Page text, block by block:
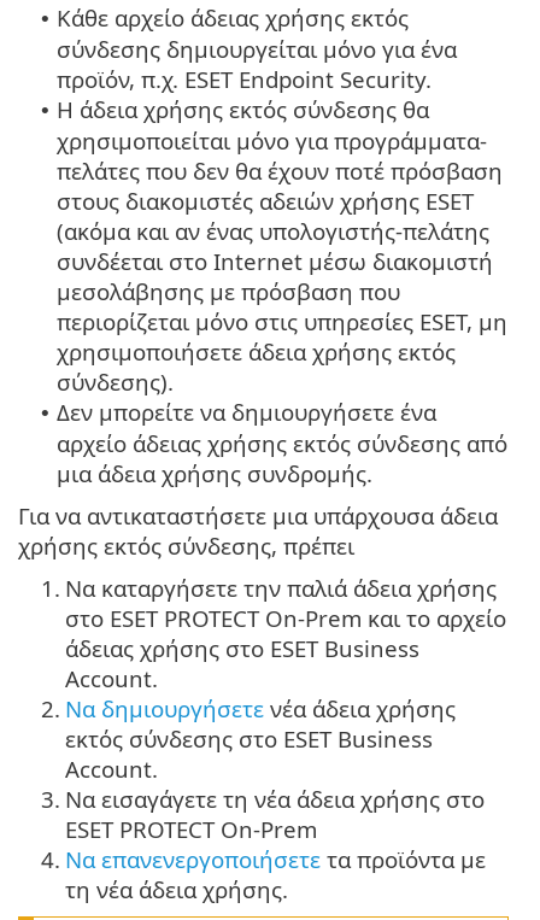
• Κάθε αρχείο άδειας χρήσης εκτός
σύνδεσης δημιουργείται μόνο για ένα
προϊόν, π.χ. ESET Endpoint Security.
• Η άδεια χρήσης εκτός σύνδεσης θα
χρησιμοποιείται μόνο για προγράμματα-
πελάτες που δεν θα έχουν ποτέ πρόσβαση
στους διακομιστές αδειών χρήσης ESET
(ακόμα και αν ένας υπολογιστής-πελάτης
συνδέεται στο Internet μέσω διακομιστή
μεσολάβησης με πρόσβαση που
περιορίζεται μόνο στις υπηρεσίες ESET, μη
χρησιμοποιήσετε άδεια χρήσης εκτός
σύνδεσης).
• Δεν μπορείτε να δημιουργήσετε ένα
αρχείο άδειας χρήσης εκτός σύνδεσης από
μια άδεια χρήσης συνδρομής.
Για να αντικαταστήσετε μια υπάρχουσα άδεια
χρήσης εκτός σύνδεσης, πρέπει
1. Να καταργήσετε την παλιά άδεια χρήσης
στο ESET PROTECT On-Prem και το αρχείο
άδειας χρήσης στο ESET Business
Account.
2. Να δημιουργήσετε νέα άδεια χρήσης
εκτός σύνδεσης στο ESET Business
Account.
3. Να εισαγάγετε τη νέα άδεια χρήσης στο
ESET PROTECT On-Prem
4. Να επανενεργοποιήσετε τα προϊόντα με
τη νέα άδεια χρήσης.